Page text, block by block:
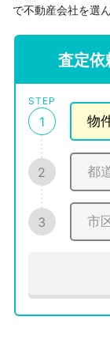
で不動産会社を選
査定依
STEP
1
2
3